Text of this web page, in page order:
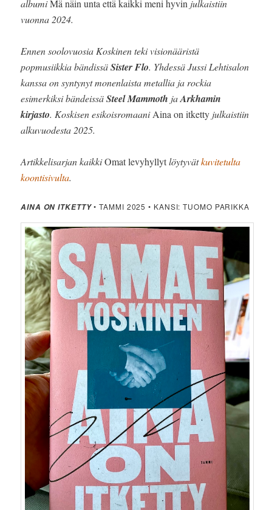
albumiMä näin unta että kaikki meni hyvin julkaistiin
vuonna 2024.
Ennen soolovuosia Koskinen teki visionääristä
popmusiikkia bändissäSister Flo. Yhdessä Jussi Lehtisalon
kanssa on syntynyt monenlaista metallia ja rockia
esimerkiksi bändeissäSteel Mammoth jaArkhamin
kirjasto. Koskisen esikoisromaaniAina on itketty julkaistiin
alkuvuodesta 2025.
Artikkelisarjan kaikkiOmat levyhyllytlöytyvätkuvitetulta
koontisivulta.
AINA ON ITKETTY• TAMMI 2025 • KANSI: TUOMO PARIKKA